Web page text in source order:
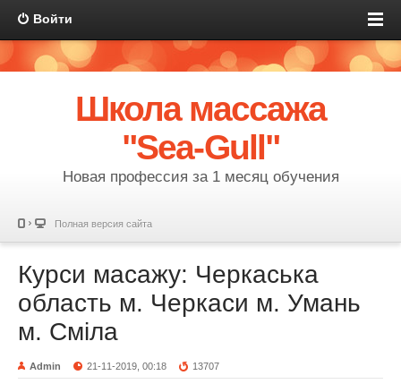
Войти
Школа массажа
"Sea-Gull"
Новая профессия за 1 месяц обучения
Полная версия сайта
Курси масажу: Черкаська
область м. Черкаси м. Умань
м. Сміла
Admin 21-11-2019, 00:18 13707